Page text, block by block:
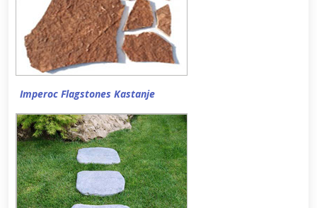
Imperoc Flagstones Kastanje